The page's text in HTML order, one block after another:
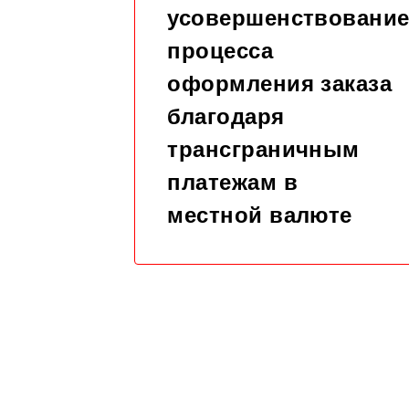
усовершенствование
процесса
оформления заказа
благодаря
трансграничным
платежам в
местной валюте